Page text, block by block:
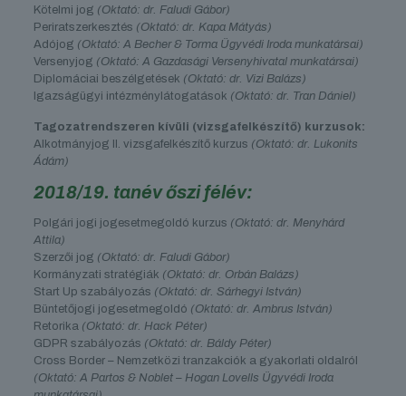
Kötelmi jog (Oktató: dr. Faludi Gábor)
Periratszerkesztés (Oktató: dr. Kapa Mátyás)
Adójog (Oktató: A Becher & Torma Ügyvédi Iroda munkatársai)
Versenyjog (Oktató: A Gazdasági Versenyhivatal munkatársai)
Diplomáciai beszélgetések (Oktató: dr. Vizi Balázs)
Igazságügyi intézménylátogatások (Oktató: dr. Tran Dániel)
Tagozatrendszeren kívüli (vizsgafelkészítő) kurzusok:
Alkotmányjog II. vizsgafelkészítő kurzus (Oktató: dr. Lukonits
Ádám)
2018/19. tanév őszi félév:
Polgári jogi jogesetmegoldó kurzus (Oktató: dr. Menyhárd
Attila)
Szerzői jog (Oktató: dr. Faludi Gábor)
Kormányzati stratégiák (Oktató: dr. Orbán Balázs)
Start Up szabályozás (Oktató: dr. Sárhegyi István)
Büntetőjogi jogesetmegoldó (Oktató: dr. Ambrus István)
Retorika (Oktató: dr. Hack Péter)
GDPR szabályozás (Oktató: dr. Báldy Péter)
Cross Border – Nemzetközi tranzakciók a gyakorlati oldalról
(Oktató: A Partos & Noblet – Hogan Lovells Ügyvédi Iroda